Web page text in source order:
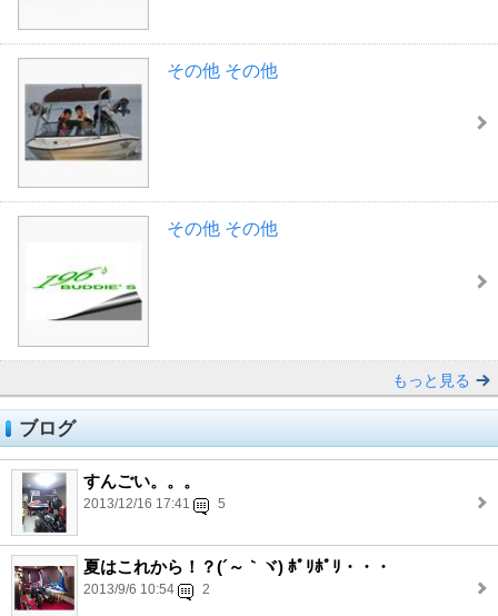
その他 その他
その他 その他
もっと見る
ブログ
すんごい。。。
2013/12/16 17:41 5
夏はこれから！？(´～｀ヾ) ﾎﾟﾘﾎﾟﾘ・・・
2013/9/6 10:54 2